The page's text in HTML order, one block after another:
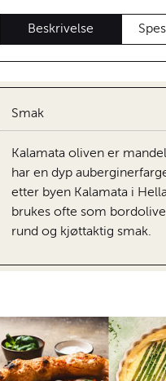
Beskrivelse
Smak
Kalamata oliven er
har en dyp
etter byen Kalamata i
brukes ofte som
rund og kjøttaktig smak.